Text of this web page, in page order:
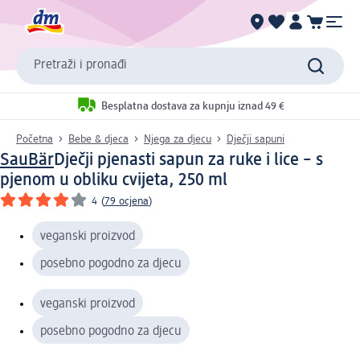
Pretraži i pronađi
Besplatna dostava za kupnju iznad 49 €
Početna Bebe & djeca Njega za djecu Dječji sapuni
SauBärDječji pjenasti sapun za ruke i lice – s
pjenom u obliku cvijeta, 250 ml
4 (79 ocjena)
veganski proizvod
posebno pogodno za djecu
veganski proizvod
posebno pogodno za djecu